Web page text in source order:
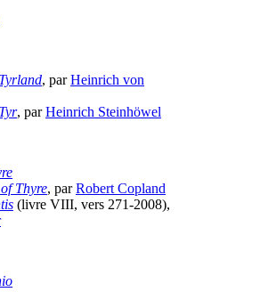
, parHeinrich von
, parHeinrich Steinhöwel
Thyre, parRobert Copland
(livre VIII, vers 271-2008),